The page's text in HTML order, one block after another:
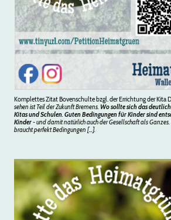
Komplettes Zitat Bovenschulte bzgl. der Errichtung der Kita
sehen ist Teil der Zukunft Bremens. Wo sollte sich das
Kitas und Schulen.Guten Bedingungen für Kinder sind
Kinder- und damit natürlich auch der Gesellschaft als
braucht perfekt Bedingungen [...].